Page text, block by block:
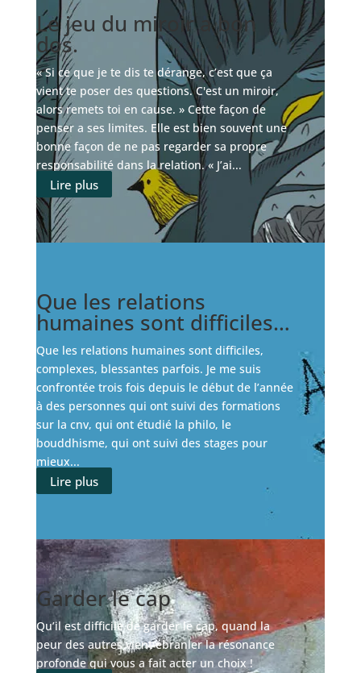
Le jeu du miroir a bon
dos.
« Si ce que je te dis te dérange, c’est que ça
vient te poser des questions. C'est un miroir,
alors remets toi en cause. » Cette façon de
penser a ses limites. Elle est bien souvent une
bonne façon de ne pas regarder sa propre
responsabilité dans la relation. « J’ai...
Lire plus
Que les relations
humaines sont difficiles…
Que les relations humaines sont difficiles,
complexes, blessantes parfois. Je me suis
confrontée trois fois depuis le début de l’année
à des personnes qui ont suivi des formations
sur la cnv, qui ont étudié la philo, le
bouddhisme, qui ont suivi des stages pour
mieux...
Lire plus
Garder le cap
Qu’il est difficile de garder le cap, quand la
peur des autres vient ébranler la résonance
profonde qui vous a fait acter un choix !